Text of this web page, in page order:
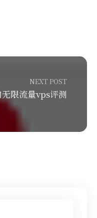
NEXT POST
限流量vps评测